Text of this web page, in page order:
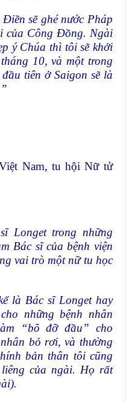
sẽ ghé nước Pháp
của Công Đồng. Ngài
ý Chúa thì tôi sẽ khởi
10, và một trong
tiên ở Saigon sẽ là
Nam, tu hội Nữ tử
Longet trong những
Bác sĩ của bệnh viện
vai trò một nữ tu học
là Bác sĩ Longet hay
những bệnh nhân
“bõ đỡ đầu” cho
bỏ rơi, và thường
bản thân tôi cũng
của ngài. Họ rất